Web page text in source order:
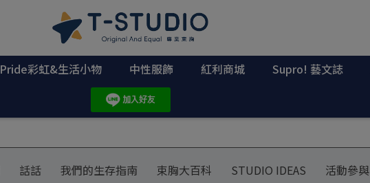
Pride彩虹&生活小物 中性服飾 紅利商城 Supro! 藝文誌
話話 我們的生存指南 束胸大百科 STUDIO IDEAS 活動參與